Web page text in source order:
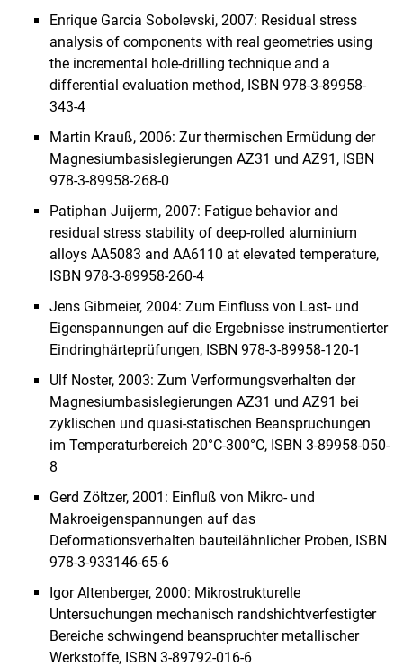
Enrique Garcia Sobolevski, 2007: Residual stress
analysis of components with real geometries using
the incremental hole-drilling technique and a
differential evaluation method, ISBN 978-3-89958-
343-4
Martin Krauß, 2006: Zur thermischen Ermüdung der
Magnesiumbasislegierungen AZ31 und AZ91, ISBN
978-3-89958-268-0
Patiphan Juijerm, 2007: Fatigue behavior and
residual stress stability of deep-rolled aluminium
alloys AA5083 and AA6110 at elevated temperature,
ISBN 978-3-89958-260-4
Jens Gibmeier, 2004: Zum Einfluss von Last- und
Eigenspannungen auf die Ergebnisse instrumentierter
Eindringhärteprüfungen, ISBN 978-3-89958-120-1
Ulf Noster, 2003: Zum Verformungsverhalten der
Magnesiumbasislegierungen AZ31 und AZ91 bei
zyklischen und quasi-statischen Beanspruchungen
im Temperaturbereich 20°C-300°C, ISBN 3-89958-050-
8
Gerd Zöltzer, 2001: Einfluß von Mikro- und
Makroeigenspannungen auf das
Deformationsverhalten bauteilähnlicher Proben, ISBN
978-3-933146-65-6
Igor Altenberger, 2000: Mikrostrukturelle
Untersuchungen mechanisch randshichtverfestigter
Bereiche schwingend beanspruchter metallischer
Werkstoffe, ISBN 3-89792-016-6